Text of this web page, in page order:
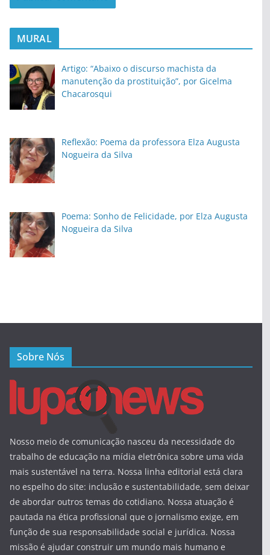
MURAL
Artigo: “Abaixo o discurso machista da
manutenção da prostituição”, por Gicelma
Chacarosqui
Reflexão: Poema da professora Elza Augusta
Nogueira da Silva
Poema: Sonho de Felicidade, por Elza Augusta
Nogueira da Silva
Sobre Nós
Nosso meio de comunicação nasceu da necessidade do
trabalho de educação na mídia eletrônica sobre uma vida
mais sustentável na terra. Nossa linha editorial está clara
no espelho do site: inclusão e sustentabilidade, sem deixar
de abordar outros temas do cotidiano. Nossa atuação é
pautada na ética profissional que o jornalismo exige, em
função de sua responsabilidade social e jurídica. Nossa
missão é ajudar construir um mundo mais humano e